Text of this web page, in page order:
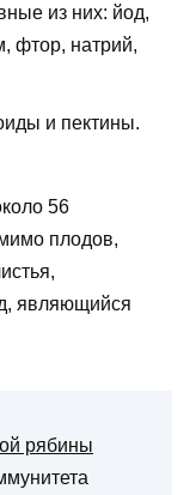
из них: йод,
фтор, натрий,
и пектины.
56
плодов,
являющийся
рябины